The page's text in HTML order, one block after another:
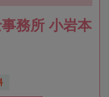
務所 小岩本